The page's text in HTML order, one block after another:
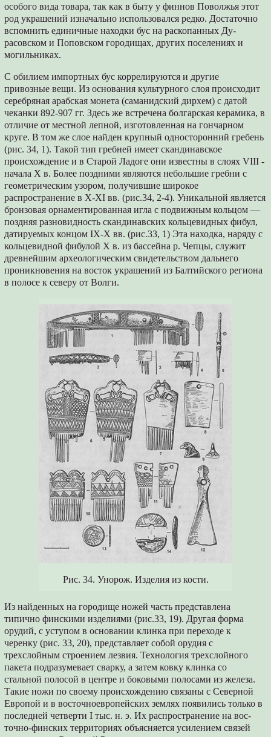
особого вида товара, так как в быту у финнов Поволжья этот
род украшений изначально использовался редко. Достаточно
вспомнить единичные находки бус на раскопанных Ду-
расовском и Поповском городищах, других поселениях и
могильниках.
С обилием импортных бус коррелируются и другие
привозные вещи. Из основания культурного слоя происходит
серебряная арабская монета (саманидский дирхем) с датой
чеканки 892-907 гг. Здесь же встречена болгарская керамика, в
отличие от местной лепной, изготовленная на гончарном
круге. В том же слое найден крупный односторонний гребень
(рис. 34, 1). Такой тип гребней имеет скандинавское
происхождение и в Старой Ладоге они известны в слоях VIII -
начала X в. Более поздними являются небольшие гребни с
геометрическим узором, получившие широкое
распространение в X-XI вв. (рис.34, 2-4). Уникальной является
бронзовая орнаментированная игла с подвижным кольцом —
поздняя разновидность скандинавских кольцевидных фибул,
датируемых концом IX-X вв. (рис.33, 1) Эта находка, наряду с
кольцевидной фибулой X в. из бассейна р. Чепцы, служит
древнейшим археологическим свидетельством дальнего
проникновения на восток украшений из Балтийского региона
в полосе к северу от Волги.
Рис. 34. Унорож. Изделия из кости.
Из найденных на городище ножей часть представлена
типично финскими изделиями (рис.33, 19). Другая форма
орудий, с уступом в основании клинка при переходе к
черенку (рис. 33, 20), представляет собой орудия с
трехслойным строением лезвия. Технология трехслойного
пакета подразумевает сварку, а затем ковку клинка со
стальной полосой в центре и боковыми полосами из железа.
Такие ножи по своему происхождению связаны с Северной
Европой и в восточноевропейских землях появились только в
последней четверти I тыс. н. э. Их распространение на вос-
точно-финских территориях объясняется усилением связей